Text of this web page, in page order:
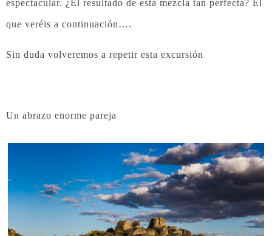
espectacular. ¿El resultado de esta mezcla tan perfecta? El
que veréis a continuación….
Sin duda volveremos a repetir esta excursión
Un abrazo enorme pareja